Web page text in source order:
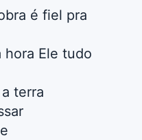
é fiel pra
hora Ele tudo
terra